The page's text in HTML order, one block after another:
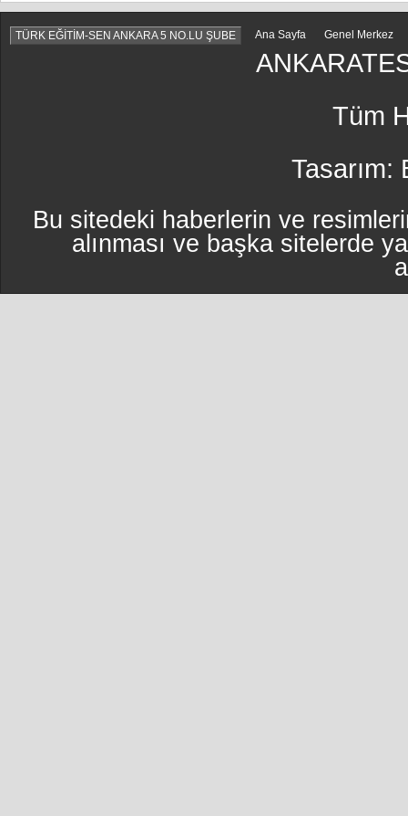
TÜRK EĞİTİM-SEN ANKARA 5 NO.LU ŞUBE Ana Sayfa Genel Merkez
Tüm
Tasarım:
Bu sitedeki haberlerin ve
alınması ve başka sitelerde